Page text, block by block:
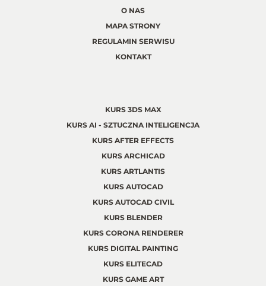
O NAS
MAPA STRONY
REGULAMIN SERWISU
KONTAKT
KURS 3DS MAX
KURS AI - SZTUCZNA INTELIGENCJA
KURS AFTER EFFECTS
KURS ARCHICAD
KURS ARTLANTIS
KURS AUTOCAD
KURS AUTOCAD CIVIL
KURS BLENDER
KURS CORONA RENDERER
KURS DIGITAL PAINTING
KURS ELITECAD
KURS GAME ART